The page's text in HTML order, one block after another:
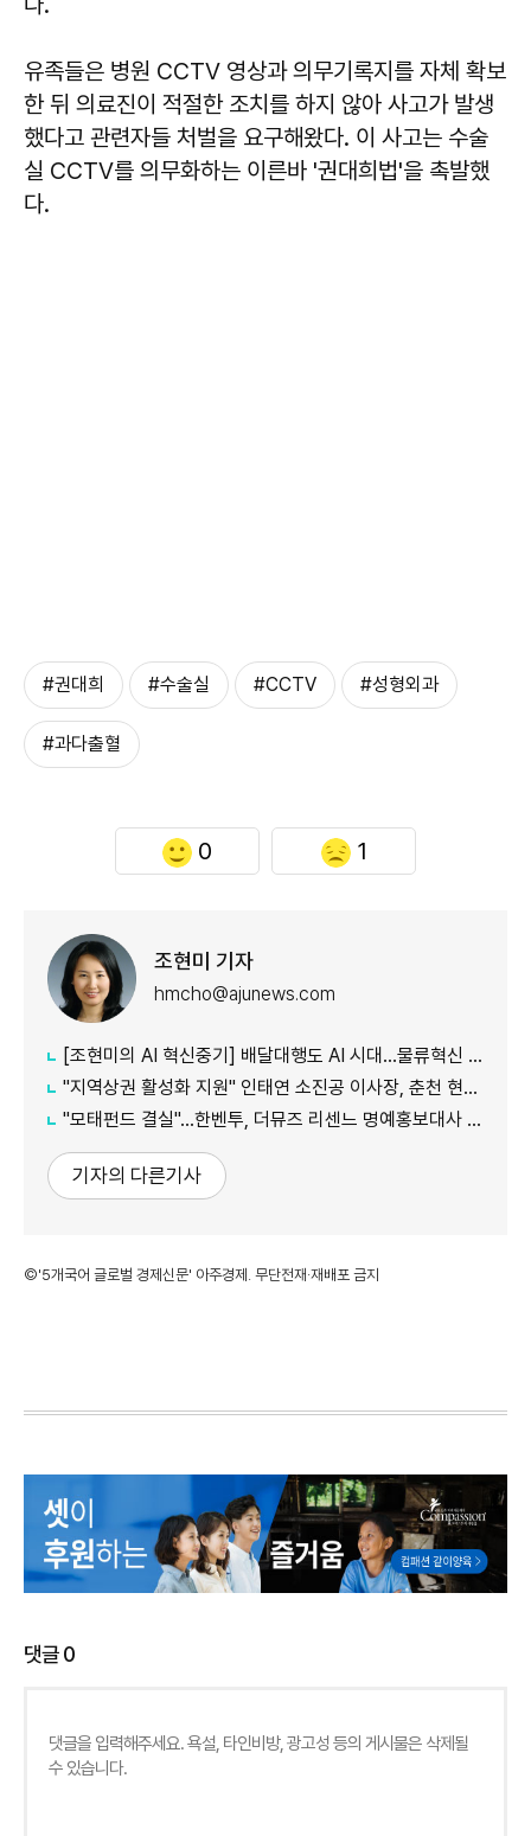
유족들은 병원 CCTV 영상과 의무기록지를 자체 확보
한 뒤 의료진이 적절한 조치를 하지 않아 사고가 발생
했다고 관련자들 처벌을 요구해왔다. 이 사고는 수술
실 CCTV를 의무화하는 이른바 '권대희법'을 촉발했
다.
#권대희 #수술실 #CCTV #성형외과
#과다출혈
0 1
조현미 기자
hmcho@ajunews.com
[조현미의 AI 혁신중기] 배달대행도 AI 시대…물류혁신 선도하는 부릉
"지역상권 활성화 지원" 인태연 소진공 이사장, 춘천 현장방문
"모태펀드 결실"…한벤투, 더뮤즈 리센느 명예홍보대사 임명
기자의 다른기사
©'5개국어 글로벌 경제신문' 아주경제. 무단전재·재배포 금지
댓글0